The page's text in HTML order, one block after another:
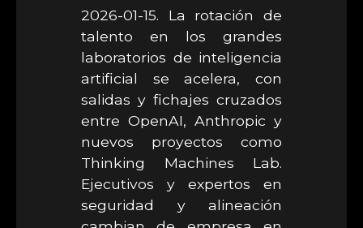
2026-01-15. La rotación de
talento en los grandes
laboratorios de inteligencia
artificial se acelera, con
salidas y fichajes cruzados
entre OpenAI, Anthropic y
nuevos proyectos como
Thinking Machines Lab.
Ejecutivos y expertos en
seguridad y alineación